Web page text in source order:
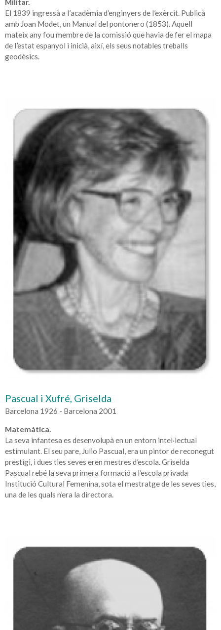
Militar.
El 1839 ingressà a l’acadèmia d’enginyers de l’exèrcit. Publicà
amb Joan Modet, un Manual del pontonero (1853). Aquell
mateix any fou membre de la comissió que havia de fer el mapa
de l’estat espanyol i inicià, així, els seus notables treballs
geodèsics.
Pascual i Xufré, Griselda
Barcelona 1926 - Barcelona 2001
Matemàtica.
La seva infantesa es desenvolupà en un entorn intel·lectual
estimulant. El seu pare, Julio Pascual, era un pintor de reconegut
prestigi, i dues ties seves eren mestres d’escola. Griselda
Pascual rebé la seva primera formació a l’escola privada
Institució Cultural Femenina, sota el mestratge de les seves ties,
una de les quals n’era la directora.